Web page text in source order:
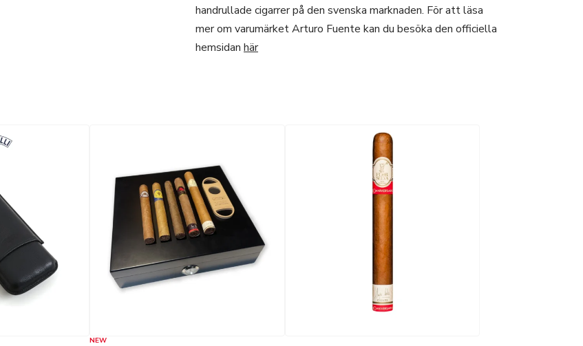
handrullade cigarrer på den svenska marknaden. För att läsa
mer om varumärket Arturo Fuente kan du besöka den officiella
hemsidan här
NEW